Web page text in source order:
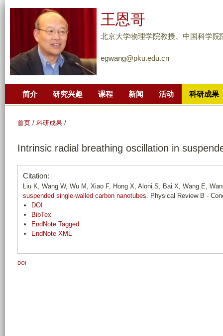
到
主
要
分
王恩哥
北京大学物理学院教授、中国科学
egwang@pku.edu.cn
简介 研究兴趣 课程 新闻 活动 科研成果
首页 / 科研成果 /
Intrinsic radial breathing oscillation in
Citation:
Liu K, Wang W, Wu M, Xiao F, Hong X, Aloni S, Bai X, Wang E,
suspended single-walled carbon nanotubes. Physical Review B -
DOI
BibTex
EndNote Tagged
EndNote XML
DOI